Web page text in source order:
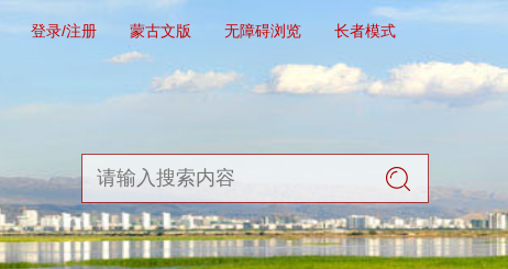
登录/注册 蒙古文版 无障碍浏览 长者模式